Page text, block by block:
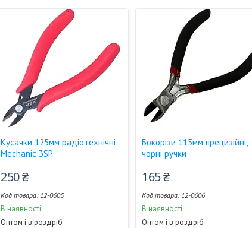
Кусачки 125мм радіотехнічні
Mechanic 3SP
250 ₴
12-0605
В наявності
Оптом і в роздріб
Бокорізи 115мм прецизійні,
чорні ручки
165 ₴
12-0606
В наявності
Оптом і в роздріб